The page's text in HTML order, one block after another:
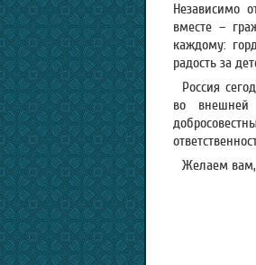
Независимо
вместе –
каждому:
радость за
Россия
во внешней
Желаем вам,